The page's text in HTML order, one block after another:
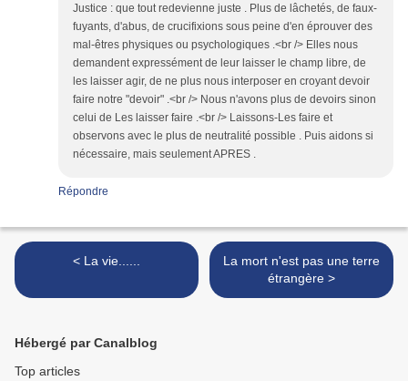
Justice : que tout redevienne juste . Plus de lâchetés, de faux-
fuyants, d'abus, de crucifixions sous peine d'en éprouver des
mal-êtres physiques ou psychologiques .<br /> Elles nous
demandent expressément de leur laisser le champ libre, de
les laisser agir, de ne plus nous interposer en croyant devoir
faire notre "devoir" .<br /> Nous n'avons plus de devoirs sinon
celui de Les laisser faire .<br /> Laissons-Les faire et
observons avec le plus de neutralité possible . Puis aidons si
nécessaire, mais seulement APRES .
Répondre
< La vie......
La mort n'est pas une terre
étrangère >
Hébergé par Canalblog
Top articles